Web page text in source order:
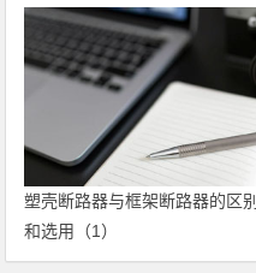
塑壳断路器与框架断路器的区别
和选用（1）